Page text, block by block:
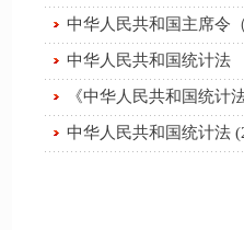
中华人民共和国主席令
中华人民共和国统计法
《中华人民共和国统计
中华人民共和国统计法